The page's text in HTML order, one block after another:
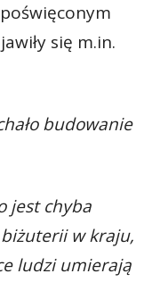
się m.in.
budowanie
jest chyba
w kraju,
ludzi umierają